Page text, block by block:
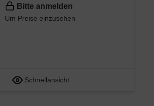
Bitte anmelden
Um Preise einzusehen
Schnellansicht